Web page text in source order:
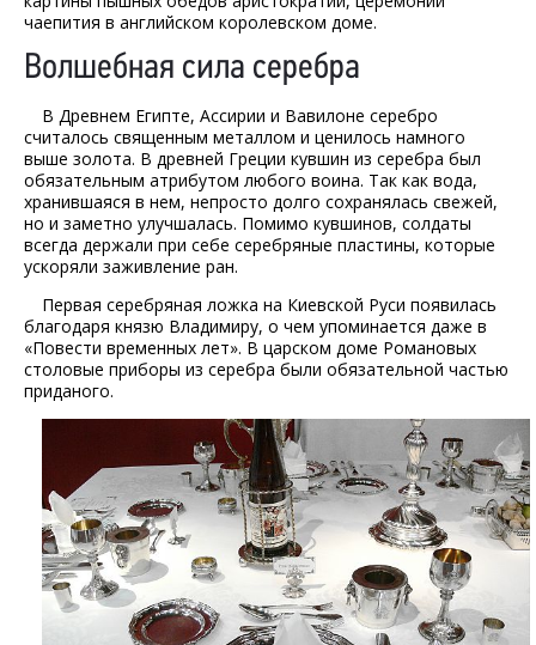
чаепития в английском королевском доме.
Волшебная сила серебра
В Древнем Египте, Ассирии и Вавилоне серебро
считалось священным металлом и ценилось намного
выше золота. В древней Греции кувшин из серебра был
обязательным атрибутом любого воина. Так как вода,
хранившаяся в нем, непросто долго сохранялась свежей,
но и заметно улучшалась. Помимо кувшинов, солдаты
всегда держали при себе серебряные пластины, которые
ускоряли заживление ран.
Первая серебряная ложка на Киевской Руси появилась
благодаря князю Владимиру, о чем упоминается даже в
«Повести временных лет». В царском доме Романовых
столовые приборы из серебра были обязательной частью
приданого.